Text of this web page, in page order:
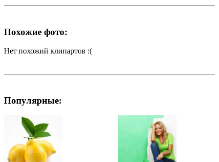
Похожие фото:
Нет похожий клипартов :(
Популярные: